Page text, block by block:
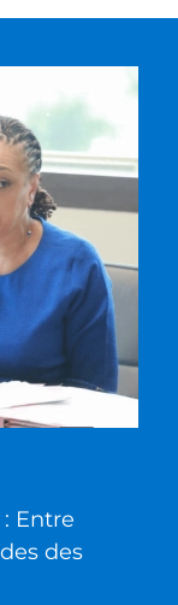
Entre
des